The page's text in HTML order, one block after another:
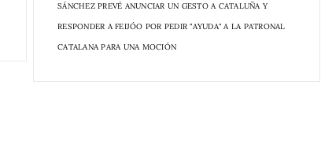
SÁNCHEZ PREVÉ ANUNCIAR UN GESTO A CATALUÑA Y
RESPONDER A FEIJÓO POR PEDIR "AYUDA" A LA PATRONAL
CATALANA PARA UNA MOCIÓN